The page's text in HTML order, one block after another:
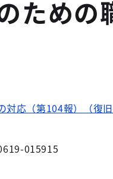
ための
対応（第104報）（復
015915